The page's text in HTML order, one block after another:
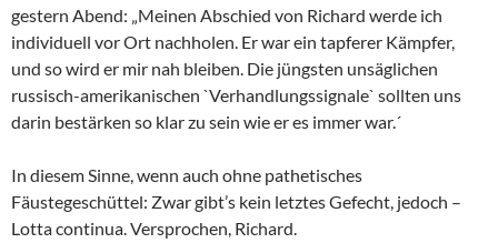
gestern Abend: „Meinen Abschied von Richard werde ich
individuell vor Ort nachholen. Er war ein tapferer Kämpfer,
und so wird er mir nah bleiben. Die jüngsten unsäglichen
russisch-amerikanischen `Verhandlungssignale` sollten uns
darin bestärken so klar zu sein wie er es immer war.´
In diesem Sinne, wenn auch ohne pathetisches
Fäustegeschüttel: Zwar gibt’s kein letztes Gefecht, jedoch –
Lotta continua. Versprochen, Richard.